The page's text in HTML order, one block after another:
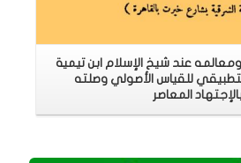
عند شيخ الإسلام ابن تيمية
للقياس الأصولي وصلته
المعاصر